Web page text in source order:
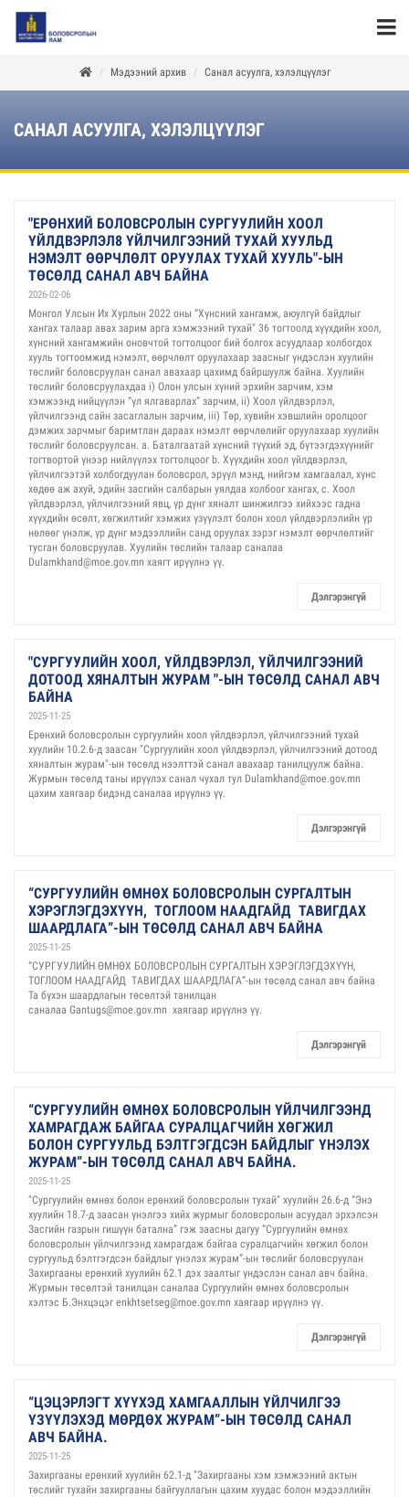
Мэдээний архив Санал асуулга, хэлэлцүүлэг
САНАЛ АСУУЛГА, ХЭЛЭЛЦҮҮЛЭГ
"ЕРӨНХИЙ БОЛОВСРОЛЫН СУРГУУЛИЙН ХООЛ
ҮЙЛДВЭРЛЭЛ8 ҮЙЛЧИЛГЭЭНИЙ ТУХАЙ ХУУЛЬД
НЭМЭЛТ ӨӨРЧЛӨЛТ ОРУУЛАХ ТУХАЙ ХУУЛЬ"-ЫН
ТӨСӨЛД САНАЛ АВЧ БАЙНА
2026-02-06
Монгол Улсын Их Хурлын 2022 оны “Хүнсний хангамж, аюулгүй байдлыг
хангах талаар авах зарим арга хэмжээний тухай" 36 тогтоолд хүүхдийн хоол,
хүнсний хангамжийн оновчтой тогтолцоог бий болгох асуудлаар холбогдох
хууль тогтоомжид нэмэлт, өөрчлөлт оруулахаар заасныг үндэслэн хуулийн
төслийг боловсруулан санал авахаар цахимд байршуулж байна. Хуулийн
төслийг боловсруулахдаа i) Олон улсын хүний эрхийн зарчим, хэм
хэмжээнд нийцүүлэн “үл ялгаварлах” зарчим, ii) Хоол үйлдвэрлэл,
үйлчилгээнд сайн засаглалын зарчим, iii) Төр, хувийн хэвшлийн оролцоог
дэмжих зарчмыг баримтлан дараах нэмэлт өөрчлөлийг оруулахаар хуулийн
төслийг боловсруулсан. a. Баталгаатай хүнсний түүхий эд, бүтээгдэхүүнийг
тогтвортой үнээр нийлүүлэх тогтолцоог b. Хүүхдийн хоол үйлдвэрлэл,
үйлчилгээтэй холбогдуулан боловсрол, эрүүл мэнд, нийгэм хамгаалал, хүнс
хөдөө аж ахуй, эдийн засгийн салбарын уялдаа холбоог хангах, c. Хоол
үйлдвэрлэл, үйлчилгээний явц, үр дүнг хяналт шинжилгээ хийхээс гадна
хүүхдийн өсөлт, хөгжилтийг хэмжих үзүүлэлт болон хоол үйлдвэрлэлийн үр
нөлөөг үнэлж, үр дүнг мэдээллийн санд оруулах зэрэг нэмэлт өөрчлөлтийг
тусган боловсруулав. Хуулийн төслийн талаар саналаа
Dulamkhand@moe.gov.mn хаягт ирүүлнэ үү.
Дэлгэрэнгүй
"СУРГУУЛИЙН ХООЛ, ҮЙЛДВЭРЛЭЛ, ҮЙЛЧИЛГЭЭНИЙ
ДОТООД ХЯНАЛТЫН ЖУРАМ "-ЫН ТӨСӨЛД САНАЛ АВЧ
БАЙНА
2025-11-25
Ерөнхий боловсролын сургуулийн хоол үйлдвэрлэл, үйлчилгээний тухай
хуулийн 10.2.6-д заасан "Сургуулийн хоол үйлдвэрлэл, үйлчилгээний дотоод
хяналтын журам"-ын төсөлд нээлттэй санал авахаар танилцуулж байна.
Журмын төсөлд таны ирүүлэх санал чухал тул Dulamkhand@moe.gov.mn
цахим хаягаар бидэнд саналаа ирүүлнэ үү.
Дэлгэрэнгүй
“СУРГУУЛИЙН ӨМНӨХ БОЛОВСРОЛЫН СУРГАЛТЫН
ХЭРЭГЛЭГДЭХҮҮН, ТОГЛООМ НААДГАЙД ТАВИГДАХ
ШААРДЛАГА”-ЫН ТӨСӨЛД САНАЛ АВЧ БАЙНА
2025-11-25
“СУРГУУЛИЙН ӨМНӨХ БОЛОВСРОЛЫН СУРГАЛТЫН ХЭРЭГЛЭГДЭХҮҮН,
ТОГЛООМ НААДГАЙД ТАВИГДАХ ШААРДЛАГА”-ын төсөлд санал авч байна
Та бүхэн шаардлагын төсөлтэй танилцан
саналаа Gantugs@moe.gov.mn хаягаар ирүүлнэ үү.
Дэлгэрэнгүй
“СУРГУУЛИЙН ӨМНӨХ БОЛОВСРОЛЫН ҮЙЛЧИЛГЭЭНД
ХАМРАГДАЖ БАЙГАА СУРАЛЦАГЧИЙН ХӨГЖИЛ
БОЛОН СУРГУУЛЬД БЭЛТГЭГДСЭН БАЙДЛЫГ ҮНЭЛЭХ
ЖУРАМ”-ЫН ТӨСӨЛД САНАЛ АВЧ БАЙНА.
2025-11-25
"Сургуулийн өмнөх болон ерөнхий боловсролын тухай" хуулийн 26.6-д “Энэ
хуулийн 18.7-д заасан үнэлгээ хийх журмыг боловсролын асуудал эрхэлсэн
Засгийн газрын гишүүн батална” гэж заасны дагуу “Сургуулийн өмнөх
боловсролын үйлчилгээнд хамрагдаж байгаа суралцагчийн хөгжил болон
сургуульд бэлтгэгдсэн байдлыг үнэлэх журам”-ын төслийг боловсруулан
Захиргааны ерөнхий хуулийн 62.1 дэх заалтыг үндэслэн санал авч байна.
Журмын төсөлтэй танилцан саналаа Сургуулийн өмнөх боловсролын
хэлтэс Б.Энхцэцэг enkhtsetseg@moe.gov.mn хаягаар ирүүлнэ үү.
Дэлгэрэнгүй
“ЦЭЦЭРЛЭГТ ХҮҮХЭД ХАМГААЛЛЫН ҮЙЛЧИЛГЭЭ
ҮЗҮҮЛЭХЭД МӨРДӨХ ЖУРАМ”-ЫН ТӨСӨЛД САНАЛ
АВЧ БАЙНА.
2025-11-25
Захиргааны ерөнхий хуулийн 62.1-д "Захиргааны хэм хэмжээний актын
төслийг тухайн захиргааны байгууллагын цахим хуудас болон мэдээллийн